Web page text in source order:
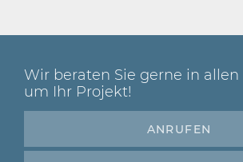
Wir beraten Sie gerne in
um Ihr Projekt!
ANRUFEN